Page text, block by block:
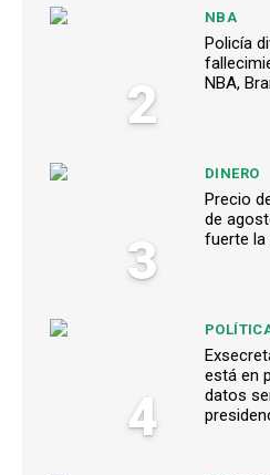
2
NBA
Policía
NBA,
3
DINERO
Precio
de
fuerte la
4
está en
datos